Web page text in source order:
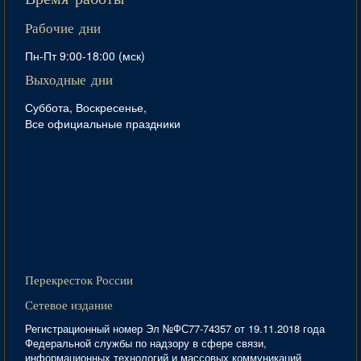
Рабочие дни
Пн-Пт 9:00-18:00 (мск)
Выходные дни
Суббота, Воскресенье,
Все официальные праздники
Перекресток России
Сетевое издание
Регистрационный номер Эл №ФС77-74357 от 19.11.2018 года
Федеральной службы по надзору в сфере связи,
информационных технологий и массовых коммуникаций